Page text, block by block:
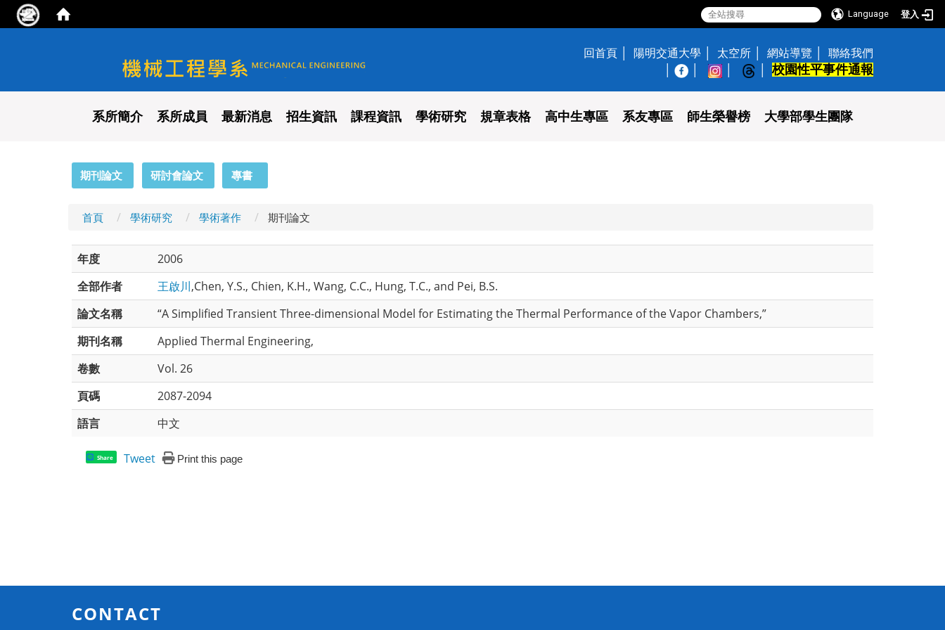
Language 登入
國立陽明交通大學 機械工程學系
回首頁 陽明交通大學 太空所 網站導覽
聯絡我們
校園性平事件通報
系所簡介 系所成員 最新消息 招生資訊 課程資訊 學術研究 規章表格 高中生專區 系友專區 師生榮譽榜 大學部學生團隊
期刊論文 研討會論文 專書
首頁 學術研究 學術著作 期刊論文
年度
2006
全部作者
王啟川,Chen, Y.S., Chien, K.H., Wang, C.C., Hung, T.C., and Pei, B.S.
論文名稱
“A Simplified Transient Three-dimensional Model for Estimating the Thermal Performance of the Vapor Chambers,”
期刊名稱
Applied Thermal Engineering,
卷數
Vol. 26
頁碼
2087-2094
語言
中文
Share Tweet Print this page
CONTACT